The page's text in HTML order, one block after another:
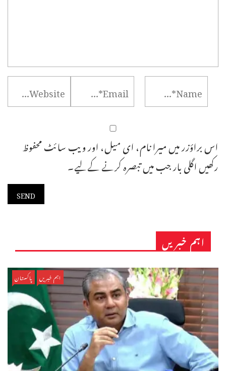
اس براؤزر میں میرا نام، ای میل، اور ویب سائٹ محفوظ
رکھیں اگلی بار جب میں تبصرہ کرنے کےلیے۔
اہم خبریں
اہم خبریں پاکستان